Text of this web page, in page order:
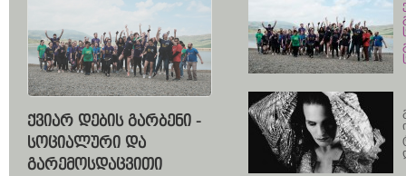
ᲥᲕᲘᲐᲠ ᲓᲔᲑᲘᲡ ᲒᲐᲠᲑᲔᲜᲘ -
ᲡᲝᲪᲘᲐᲚᲣᲠᲘ ᲓᲐ
ᲒᲐᲠᲔᲛᲝᲡᲓᲐᲪᲕᲘᲗᲘ